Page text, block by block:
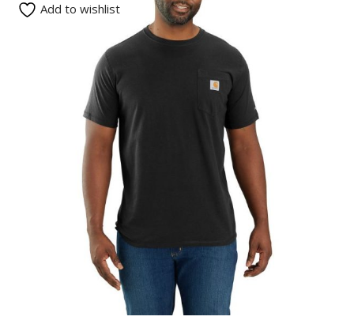
Add to wishlist